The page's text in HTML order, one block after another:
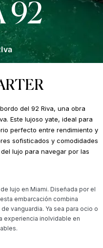
92
del 92 Riva, una obra
Este lujoso yate, ideal para
perfecto entre rendimiento y
sofisticados y comodidades
lujo para navegar por las
lujo en Miami. Diseñada por el
embarcación combina
vanguardia. Ya sea para ocio o
experiencia inolvidable en